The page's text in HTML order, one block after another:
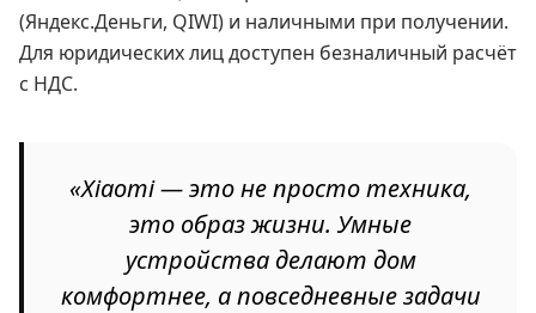
(Яндекс.Деньги, QIWI) и наличными при получении.
Для юридических лиц доступен безналичный расчёт
с НДС.
«Xiaomi — это не просто техника,
это образ жизни. Умные
устройства делают дом
комфортнее, а повседневные задачи